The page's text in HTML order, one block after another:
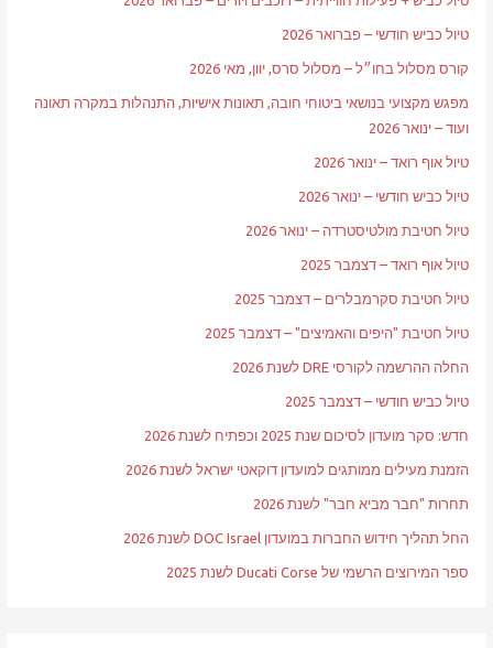
טיול כביש חודשי – פברואר 2026
קורס מסלול בחו״ל – מסלול סרס, יוון, מאי 2026
מפגש מקצועי בנושאי ביטוחי חובה, תאונות אישיות, התנהלות במקרה תאונה
ועוד – ינואר 2026
טיול אוף רואד – ינואר 2026
טיול כביש חודשי – ינואר 2026
טיול חטיבת מולטיסטרדה – ינואר 2026
טיול אוף רואד – דצמבר 2025
טיול חטיבת סקרמבלרים – דצמבר 2025
טיול חטיבת "היפים והאמיצים" – דצמבר 2025
החלה ההרשמה לקורסי DRE לשנת 2026
טיול כביש חודשי – דצמבר 2025
חדש: סקר מועדון לסיכום שנת 2025 וכפתיח לשנת 2026
הזמנת מעילים ממותגים למועדון דוקאטי ישראל לשנת 2026
תחרות "חבר מביא חבר" לשנת 2026
החל תהליך חידוש החברות במועדון DOC Israel לשנת 2026
ספר המירוצים הרשמי של Ducati Corse לשנת 2025